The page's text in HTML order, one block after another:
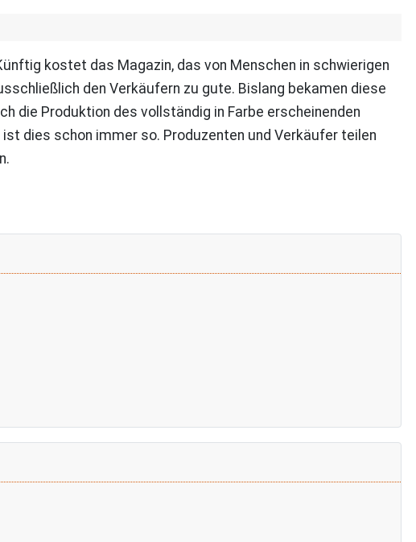
kostet das Magazin, das von Menschen in schwierigen
den Verkäufern zu gute. Bislang bekamen diese
die Produktion des vollständig in Farbe erscheinenden
dies schon immer so. Produzenten und Verkäufer teilen